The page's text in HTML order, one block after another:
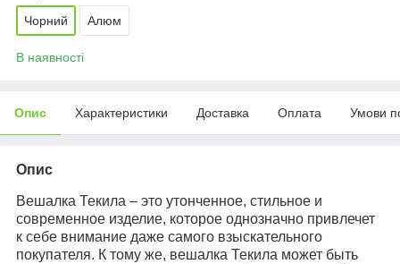
Чорний Алюм
В наявності
Опис Характеристики Доставка Оплата Умови
Опис
Вешалка Текила – это утонченное, стильное и
современное изделие, которое однозначно привлечет
к себе внимание даже самого взыскательного
покупателя. К тому же, вешалка Текила может быть